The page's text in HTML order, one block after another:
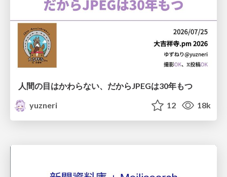
人間の目はかわらない、だからJPEGは30年もつ
yuzneri
12 18k